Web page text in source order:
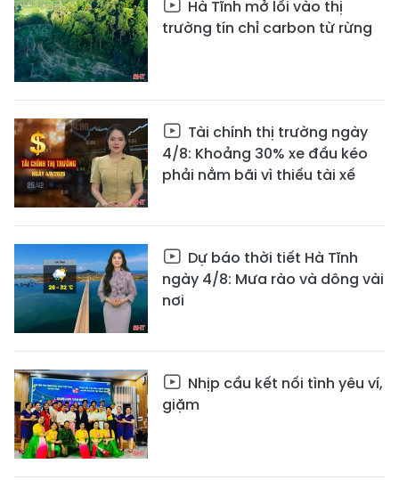
Hà Tĩnh mở lối vào thị
trường tín chỉ carbon từ rừng
Tài chính thị trường ngày
4/8: Khoảng 30% xe đầu kéo
phải nằm bãi vì thiếu tài xế
Dự báo thời tiết Hà Tĩnh
ngày 4/8: Mưa rào và dông vài
nơi
Nhịp cầu kết nối tình yêu ví,
giặm